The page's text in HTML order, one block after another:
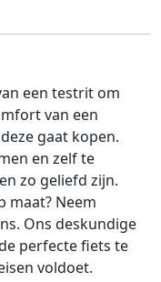
een testrit om
van een
gaat kopen.
en zelf te
zo geliefd zijn.
maat? Neem
Ons deskundige
perfecte fiets te
voldoet.